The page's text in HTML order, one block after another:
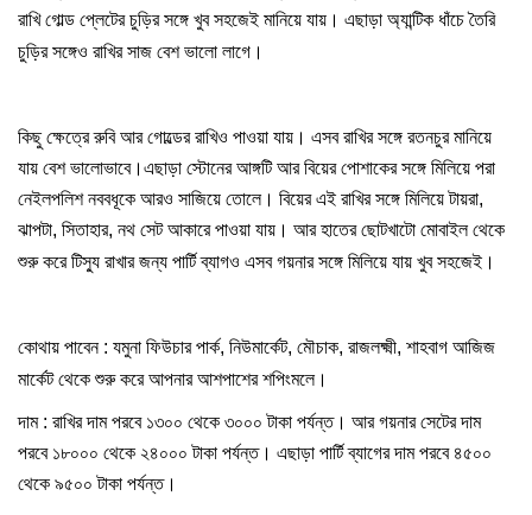
রাখি গোল্ড প্লেটের চুড়ির সঙ্গে খুব সহজেই মানিয়ে যায়। এছাড়া অ্যান্টিক ধাঁচে তৈরি
চুড়ির সঙ্গেও রাখির সাজ বেশ ভালো লাগে ।
কিছু ক্ষেত্রে রুবি আর গোল্ডের রাখিও পাওয়া যায়। এসব রাখির সঙ্গে রতনচুর মানিয়ে
যায় বেশ ভালোভাবে।এছাড়া স্টোনের আঙ্গটি আর বিয়ের পোশাকের সঙ্গে মিলিয়ে পরা
নেইলপলিশ নববধূকে আরও সাজিয়ে তোলে। বিয়ের এই রাখির সঙ্গে মিলিয়ে টায়রা,
ঝাপটা, সিতাহার, নথ সেট আকারে পাওয়া যায়। আর হাতের ছোটখাটো মোবাইল থেকে
শুরু করে টিস্যু রাখার জন্য পার্টি ব্যাগও এসব গয়নার সঙ্গে মিলিয়ে যায় খুব সহজেই ।
কোথায় পাবেন: যমুনা ফিউচার পার্ক, নিউমার্কেট, মৌচাক, রাজলক্ষ্মী, শাহবাগ আজিজ
মার্কেট থেকে শুরু করে আপনার আশপাশের শপিংমলে।
দাম: রাখির দাম পরবে ১৩০০ থেকে ৩০০০ টাকা পর্যন্ত। আর গয়নার সেটের দাম
পরবে ১৮০০০ থেকে ২৪০০০ টাকা পর্যন্ত। এছাড়া পার্টি ব্যাগের দাম পরবে ৪৫০০
থেকে ৯৫০০ টাকা পর্যন্ত।